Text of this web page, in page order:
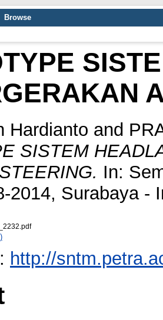
Browse
Hardianto and
SISTEM
In:
2014, Surabaya -
http://